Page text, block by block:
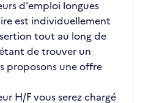
d'emploi longues
est individuellement
tout au long de
de trouver un
proposons une offre
H/F vous serez chargé